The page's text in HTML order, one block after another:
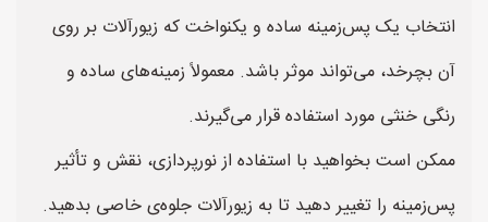
انتخاب یک پس‌زمینه ساده و یکنواخت که زیورآلات بر روی
آن بچرخد، می‌تواند موثر باشد. معمولاً زمینه‌های ساده و
رنگی خنثی مورد استفاده قرار می‌گیرند.
ممکن است بخواهید با استفاده از نورپردازی، نقش و تأثیر
پس‌زمینه را تغییر دهید تا به زیورآلات جلوه‌ی خاصی بدهید.